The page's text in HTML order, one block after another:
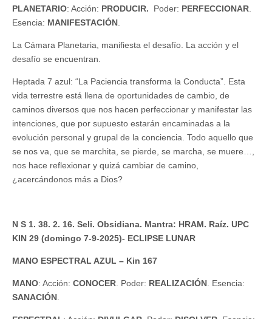
PLANETARIO: Acción: PRODUCIR. Poder: PERFECCIONAR
Esencia: MANIFESTACIÓN
La Cámara Planetaria, manifiesta el desafío. La acción y el
desafío se encuentran.
Heptada 7 azul: “La Paciencia transforma la Conducta”. Esta
vida terrestre está llena de oportunidades de cambio, de
caminos diversos que nos hacen perfeccionar y manifestar las
intenciones, que por supuesto estarán encaminadas a la
evolución personal y grupal de la conciencia. Todo aquello que
se nos va, que se marchita, se pierde, se marcha, se muere…,
nos hace reflexionar y quizá cambiar de camino,
¿acercándonos más a Dios?
N S 1. 38. 2. 16. Seli. Obsidiana. Mantra: HRAM. Raíz. UPC
KIN 29 (domingo 7-9-2025)- ECLIPSE LUNAR
MANO ESPECTRAL AZUL – Kin 167
MANO: Acción: CONOCER . Poder: REALIZACIÓN . Esencia:
SANACIÓN